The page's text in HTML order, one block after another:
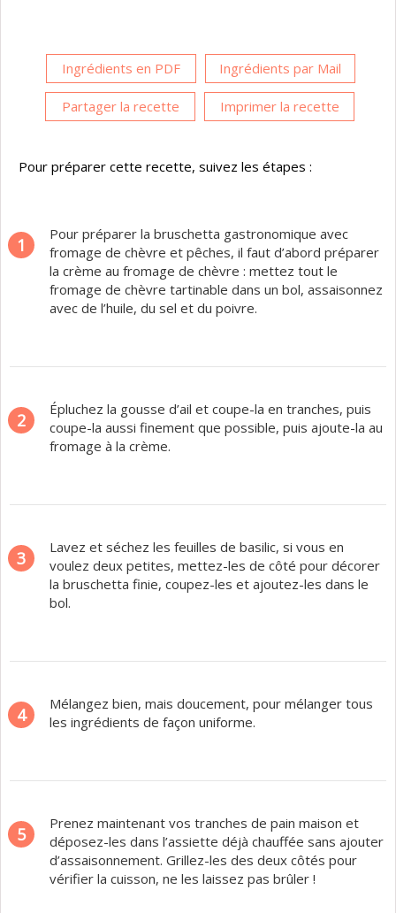
Ingrédients en PDF Ingrédients par Mail
Partager la recette Imprimer la recette
Pour préparer cette recette, suivez les étapes :
1
Pour préparer la bruschetta gastronomique avec
fromage de chèvre et pêches, il faut d’abord préparer
la crème au fromage de chèvre : mettez tout le
fromage de chèvre tartinable dans un bol, assaisonnez
avec de l’huile, du sel et du poivre.
2
Épluchez la gousse d’ail et coupe-la en tranches, puis
coupe-la aussi finement que possible, puis ajoute-la au
fromage à la crème.
3
Lavez et séchez les feuilles de basilic, si vous en
voulez deux petites, mettez-les de côté pour décorer
la bruschetta finie, coupez-les et ajoutez-les dans le
bol.
4
Mélangez bien, mais doucement, pour mélanger tous
les ingrédients de façon uniforme.
5
Prenez maintenant vos tranches de pain maison et
déposez-les dans l’assiette déjà chauffée sans ajouter
d’assaisonnement. Grillez-les des deux côtés pour
vérifier la cuisson, ne les laissez pas brûler !